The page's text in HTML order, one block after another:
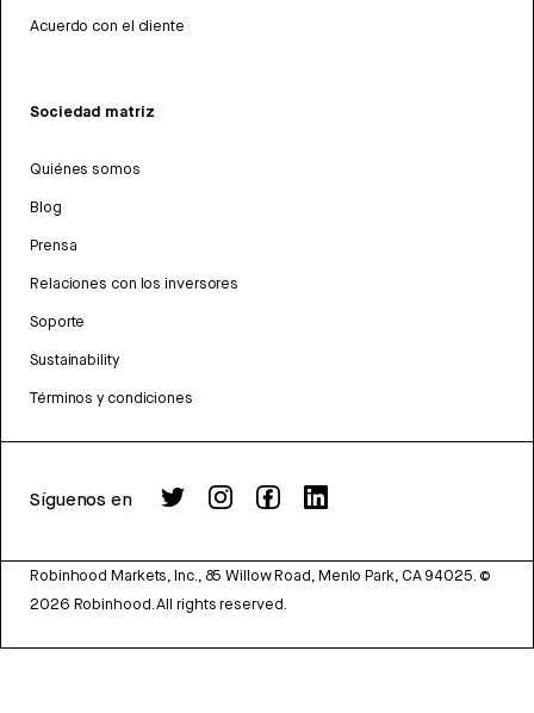
Acuerdo con el cliente
Sociedad matriz
Quiénes somos
Blog
Prensa
Relaciones con los inversores
Soporte
Sustainability
Términos y condiciones
Síguenos en
Robinhood Markets, Inc., 85 Willow Road, Menlo Park, CA 94025. ©
2026 Robinhood. All rights reserved.